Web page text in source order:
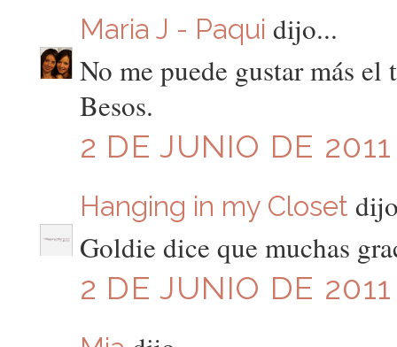
Maria J - Paqui dijo...
No me puede gustar más
Besos.
2 DE JUNIO DE
Hanging in my Closet
Goldie dice que muchas
2 DE JUNIO DE